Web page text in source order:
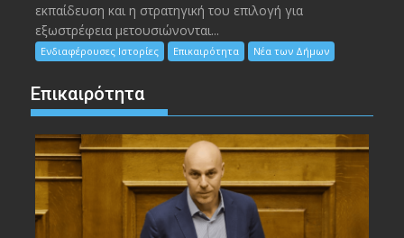
εκπαίδευση και η στρατηγική του επιλογή για
εξωστρέφεια μετουσιώνονται...
Ενδιαφέρουσες Ιστορίες Επικαιρότητα Νέα των Δήμων
Επικαιρότητα